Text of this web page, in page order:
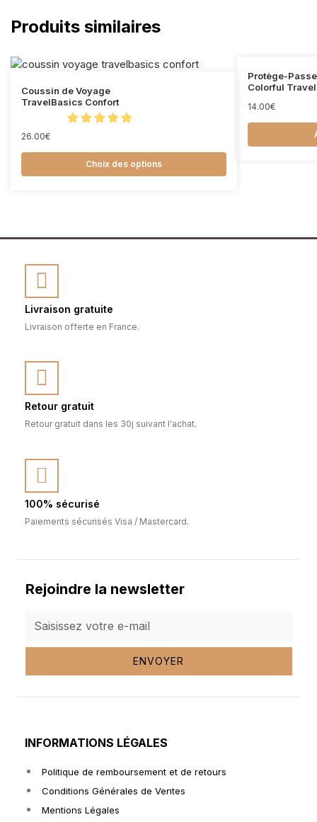
Produits similaires
Coussin de Voyage
TravelBasics Confort
26.00€
Choix des options
Protège-
Colorful
14.00€
Livraison gratuite
Livraison offerte en France.
Retour gratuit
Retour gratuit dans les 30j suivant l'achat.
100% sécurisé
Paiements sécurisés Visa / Mastercard.
Rejoindre la newsletter
ENVOYER
INFORMATIONS LÉGALES
Politique de remboursement et de retours
Conditions Générales de Ventes
Mentions Légales